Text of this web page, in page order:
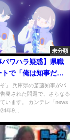
未分類
パワハラ疑惑】県職
トで「俺は知事だぞ
ど5割がパワハラにつ
記憶ない」と知事
〉
ぞ」 兵庫県の斎藤知事がパ
発された問題で、さらなる
います。 カンテレ「news
年9...